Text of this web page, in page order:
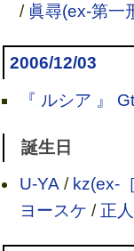
/ 眞尋(ex-第一
2006/12/03
『 ルシア 』
誕生日
U-YA / kz(ex-
ヨースケ / 正